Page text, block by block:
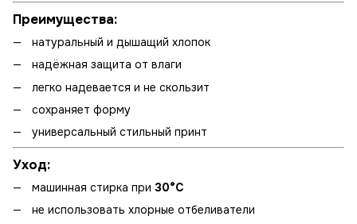
Преимущества:
натуральный и дышащий хлопок
надёжная защита от влаги
легко надевается и не скользит
сохраняет форму
универсальный стильный принт
Уход:
машинная стирка при 30°C
не использовать хлорные отбеливатели